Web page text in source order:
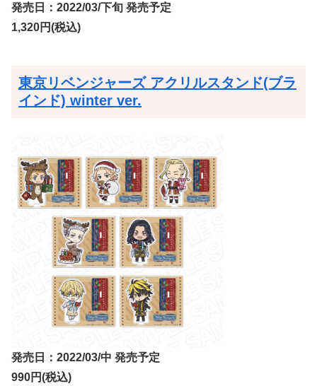
発売日：2022/03/下旬 発売予定
1,320円(税込)
東京リベンジャーズ アクリルスタンド(ブラ
インド) winter ver.
発売日：2022/03/中 発売予定
990円(税込)